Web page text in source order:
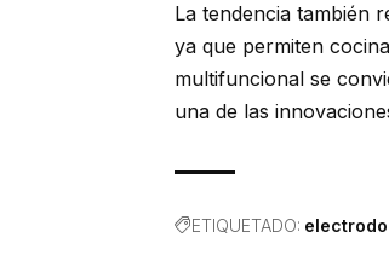
La tendencia también
ya que permiten
multifuncional se
una de las
ETIQUETADO: